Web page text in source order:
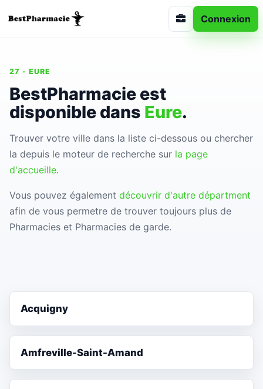
Connexion
27 - EURE
BestPharmacie est
disponible dans Eure.
Trouver votre ville dans la liste ci-dessous ou chercher
la depuis le moteur de recherche sur la page
d'accueille.
Vous pouvez également découvrir d'autre départment
afin de vous permetre de trouver toujours plus de
Pharmacies et Pharmacies de garde.
Acquigny
Amfreville-Saint-Amand